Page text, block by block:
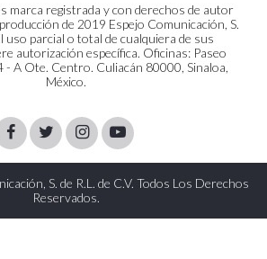
marca registrada y con derechos de autor
de 2019 Espejo Comunicación, S.
uso parcial o total de cualquiera de sus
autorización específica. Oficinas: Paseo
A Ote. Centro. Culiacán 80000, Sinaloa,
México.
TwitterInstagram
Youtube
S. de R.L. de C.V. Todos Los Derechos
Reservados.